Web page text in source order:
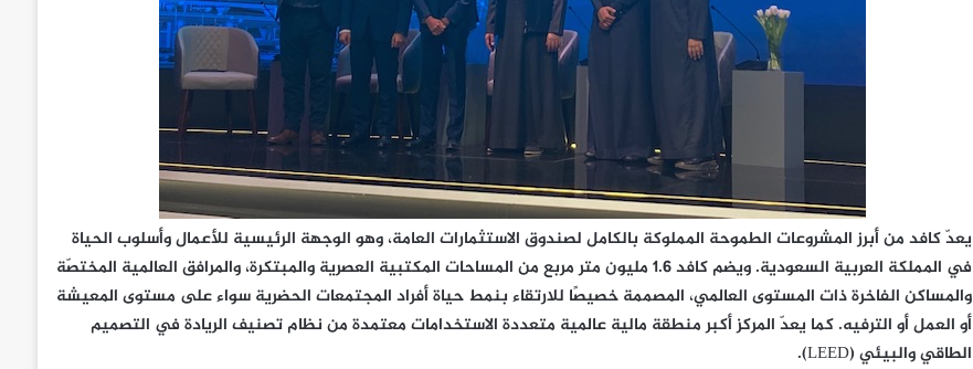
يعدّ كافد من أبرز المشروعات الطموحة المملوكة بالكامل لصندوق الاستثمارات العامة، وهو الوجهة الرئيسية للأعمال وأسلوب الحياة
في المملكة العربية السعودية. ويضم كافد 1.6 مليون متر مربع من المساحات المكتبية العصرية والمبتكرة، والمرافق العالمية المختصّة
والمساكن الفاخرة ذات المستوى العالمي، المصممة خصيصًا للارتقاء بنمط حياة أفراد المجتمعات الحضرية سواء على مستوى المعيشة
أو العمل أو الترفيه. كما يعدّ المركز أكبر منطقة مالية عالمية متعددة الاستخدامات معتمدة من نظام تصنيف الريادة في التصميم
الطاقي والبيئي (LEED).